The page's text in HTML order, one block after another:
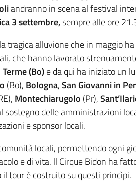
andranno in scena al festival
3 settembre,sempre alle ore
alluvione che in maggio
che hanno lavorato
(Bo)e da qui ha iniziato un
(Bo), Bologna,San Giovanni in
Montechiarugolo (Pr),
sostegno delle amministrazioni
e sponsor locali.
locali, permettendo ogni
e di vita. ll Cirque Bidon ha
tour è costruito su questi princìpi.